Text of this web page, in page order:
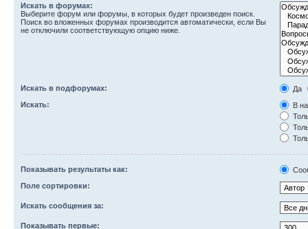
Искать в форумах:
Выберите форум или форумы, в которых будет произведен поиск.
Поиск во вложенных форумах производится автоматически, если Вы
не отключили соответствующую опцию ниже.
Искать в подфорумах:
Да
Искать:
В
Показывать результаты как:
Поле сортировки:
Искать сообщения за:
Показывать первые: